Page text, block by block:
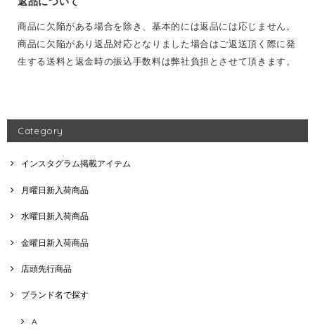
商品に欠陥がある場合を除き、基本的には返品には応じません。
商品に欠陥があり返品対応となりました場合はご返送頂く際に発
生する送料と返金時の振込手数料は弊社負担とさせて頂きます。
Category
インスタグラム掲載アイテム
月曜日新入荷商品
水曜日新入荷商品
金曜日新入荷商品
店頭先行商品
ブランド名で探す
A